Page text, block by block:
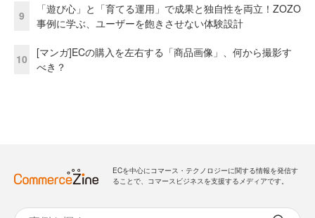
9
「遊び心」と「育てる運用」で成果と独自性を両立！ZOZO
事例に学ぶ、ユーザーを飽きさせない体験設計
10
[マンガ]ECの購入を左右する「商品画像」、何から撮影す
べき？
ECを中心にコマース・テクノロジーに関する情報を発信す
ることで、コマースビジネスを支援するメディアです。